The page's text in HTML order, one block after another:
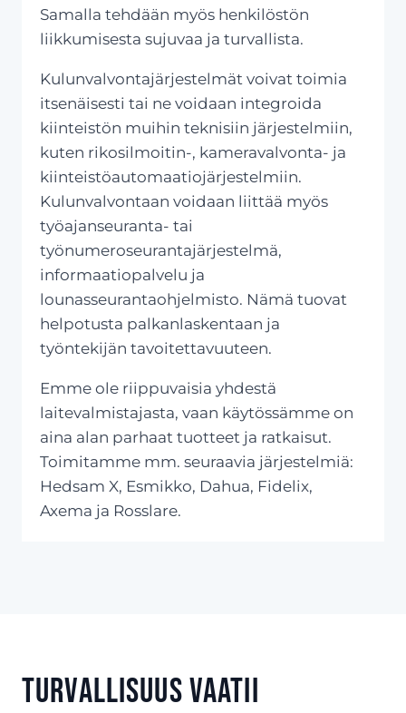
Samalla tehdään myös henkilöstön
liikkumisesta sujuvaa ja turvallista.
Kulunvalvontajärjestelmät voivat toimia
itsenäisesti tai ne voidaan integroida
kiinteistön muihin teknisiin järjestelmiin,
kuten rikosilmoitin-, kameravalvonta- ja
kiinteistöautomaatiojärjestelmiin.
Kulunvalvontaan voidaan liittää myös
työajanseuranta- tai
työnumeroseurantajärjestelmä,
informaatiopalvelu ja
lounasseurantaohjelmisto. Nämä tuovat
helpotusta palkanlaskentaan ja
työntekijän tavoitettavuuteen.
Emme ole riippuvaisia yhdestä
laitevalmistajasta, vaan käytössämme on
aina alan parhaat tuotteet ja ratkaisut.
Toimitamme mm. seuraavia järjestelmiä:
Hedsam X, Esmikko, Dahua, Fidelix,
Axema ja Rosslare.
Turvallisuus vaatii